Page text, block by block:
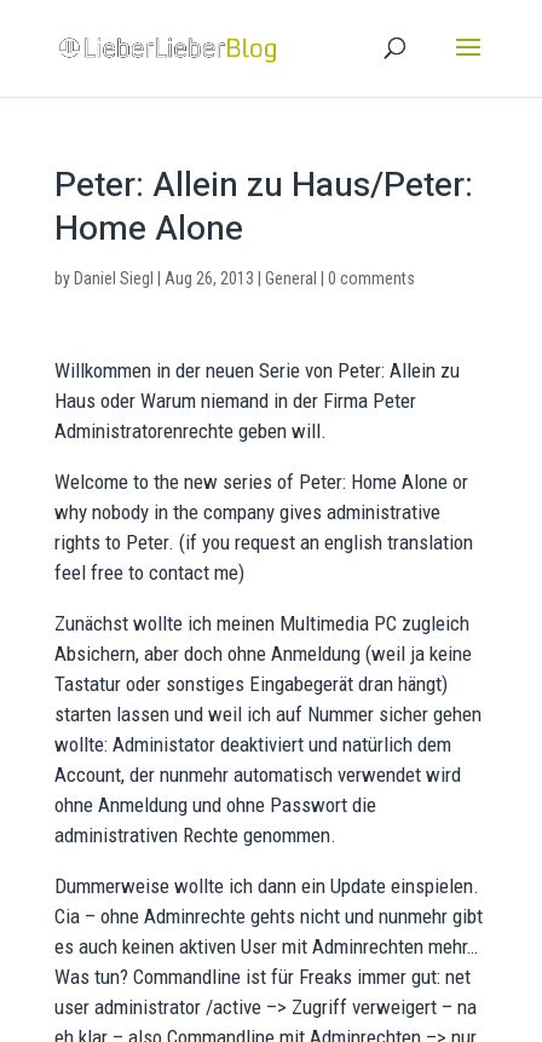
Peter: Allein zu Haus/Peter:
Home Alone
by Daniel Siegl Aug 26, 2013 General 0 comments
Willkommen in der neuen Serie von Peter: Allein zu
Haus oder Warum niemand in der Firma Peter
Administratorenrechte geben will.
Welcome to the new series of Peter: Home Alone or
why nobody in the company gives administrative
rights to Peter. (if you request an english translation
feel free to contact me)
Zunächst wollte ich meinen Multimedia PC zugleich
Absichern, aber doch ohne Anmeldung (weil ja keine
Tastatur oder sonstiges Eingabegerät dran hängt)
starten lassen und weil ich auf Nummer sicher gehen
wollte: Administator deaktiviert und natürlich dem
Account, der nunmehr automatisch verwendet wird
ohne Anmeldung und ohne Passwort die
administrativen Rechte genommen.
Dummerweise wollte ich dann ein Update einspielen.
Cia – ohne Adminrechte gehts nicht und nunmehr gibt
es auch keinen aktiven User mit Adminrechten mehr…
Was tun? Commandline ist für Freaks immer gut: net
user administrator /active –> Zugriff verweigert – na
eh klar – also Commandline mit Adminrechten –> nur